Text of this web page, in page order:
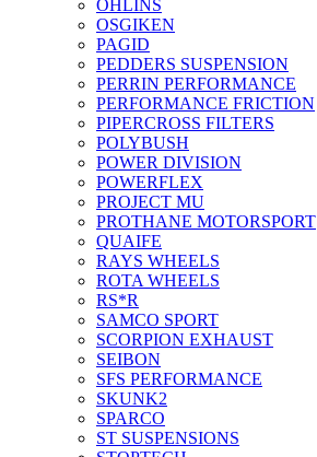
ÖHLINS
OSGIKEN
PAGID
PEDDERS SUSPENSION
PERRIN PERFORMANCE
PERFORMANCE FRICTION
PIPERCROSS FILTERS
POLYBUSH
POWER DIVISION
POWERFLEX
PROJECT MU
PROTHANE MOTORSPORT
QUAIFE
RAYS WHEELS
ROTA WHEELS
RS*R
SAMCO SPORT
SCORPION EXHAUST
SEIBON
SFS PERFORMANCE
SKUNK2
SPARCO
ST SUSPENSIONS